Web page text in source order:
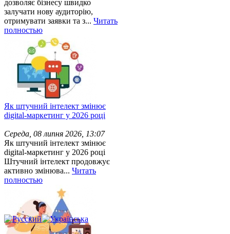
дозволяє бізнесу швидко
залучати нову аудиторію,
отримувати заявки та з... Читать
полностью
Як штучний інтелект змінює
digital-маркетинг у 2026 році
Середа, 08 липня 2026, 13:07
Як штучний інтелект змінює
digital-маркетинг у 2026 році
Штучний інтелект продовжує
активно змінюва... Читать
полностью